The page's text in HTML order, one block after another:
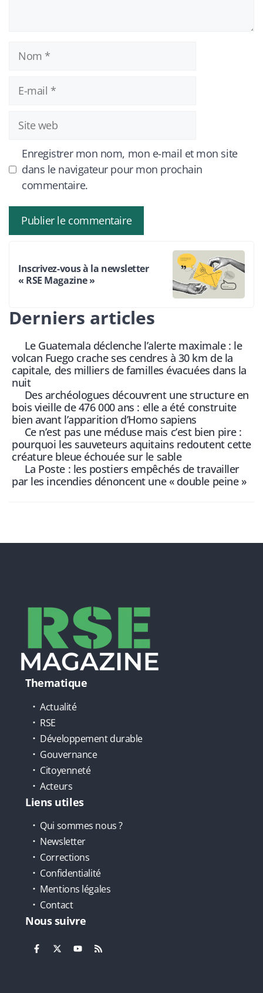
Nom
Site
Enregistrer mon nom, mon e-mail et mon site
dans le navigateur pour mon prochain
commentaire.
Inscrivez-vous à la newsletter
« RSE Magazine »
Derniers articles
Le Guatemala déclenche l’alerte maximale : le
volcan Fuego crache ses cendres à 30 km de la
capitale, des milliers de familles évacuées dans la
nuit
Des archéologues découvrent une structure en
bois vieille de 476 000 ans : elle a été construite
bien avant l’apparition d’Homo sapiens
Ce n’est pas une méduse mais c’est bien pire :
pourquoi les sauveteurs aquitains redoutent cette
créature bleue échouée sur le sable
La Poste : les postiers empêchés de travailler
par les incendies dénoncent une « double peine »
Thematique
Actualité
RSE
Développement durable
Gouvernance
Citoyenneté
Acteurs
Liens utiles
Qui sommes nous ?
Newsletter
Corrections
Confidentialité
Mentions légales
Contact
Nous suivre